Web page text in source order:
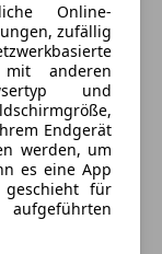
Online-
zufällig
mit anderen
und
Endgerät
werden, um
es eine App
für